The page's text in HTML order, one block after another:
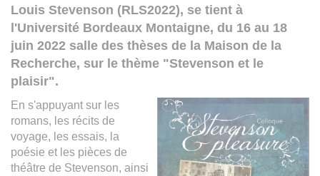
Louis Stevenson (RLS2022), se tient à
l'Université Bordeaux Montaigne, du 16 au 18
juin 2022 salle des thèses de la Maison de la
Recherche, sur le thème "Stevenson et le
plaisir".
En s'appuyant sur les
romans, les récits de
voyage, les essais, la
poésie et les pièces de
théâtre de Stevenson, ainsi